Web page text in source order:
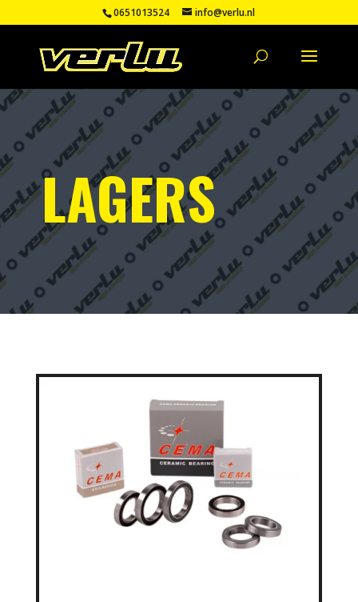
0651013524 info@verlu.nl
LAGERS